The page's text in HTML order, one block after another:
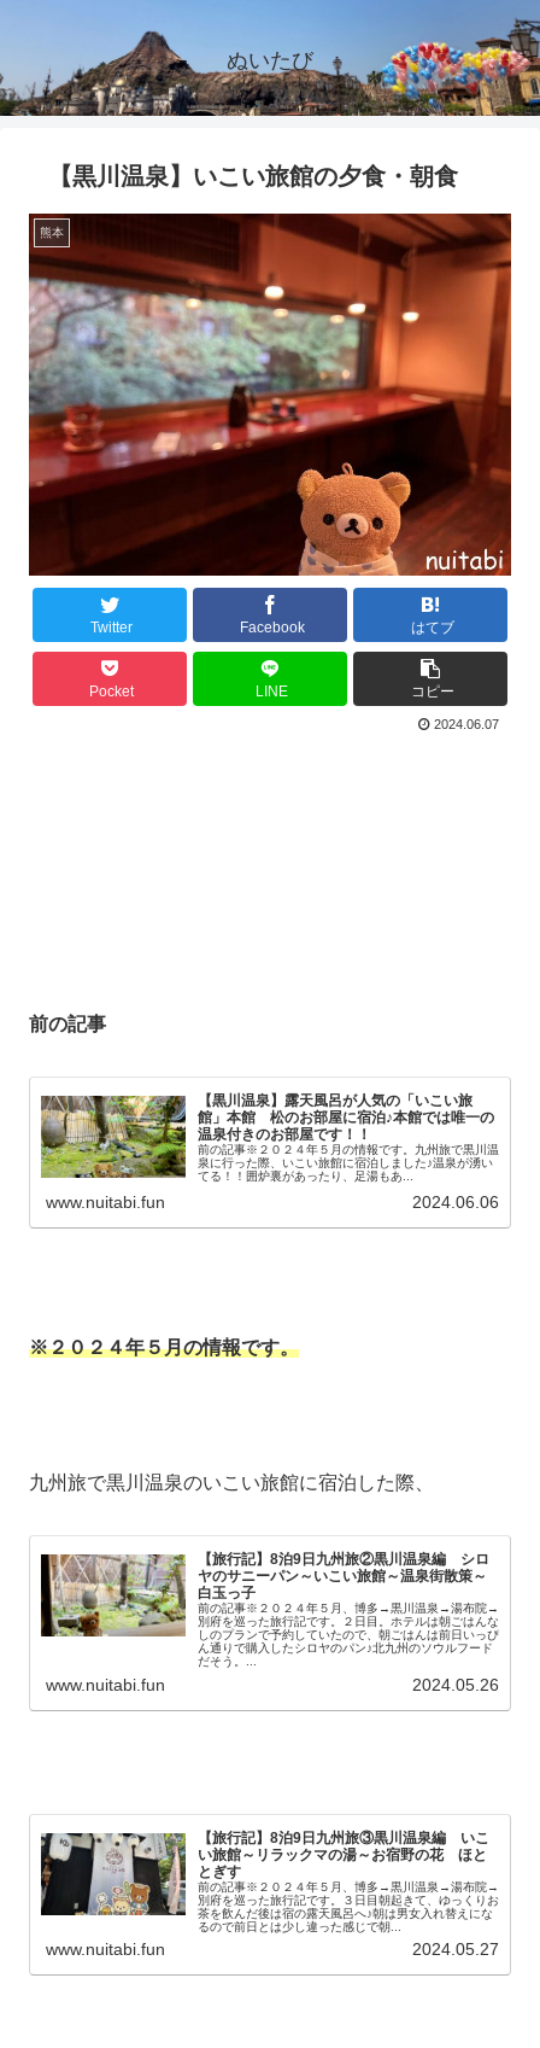
ぬいたび
【黒川温泉】いこい旅館の夕食・朝食
熊本
Twitter Facebook はてブ
Pocket LINE コピー
2024.06.07
前の記事
【黒川温泉】露天風呂が人気の「いこい旅
館」本館 松のお部屋に宿泊♪本館では唯一の
温泉付きのお部屋です！！
前の記事※２０２４年５月の情報です。九州旅で黒川温
泉に行った際、いこい旅館に宿泊しました♪温泉が湧い
てる！！囲炉裏があったり、足湯もあ...
www.nuitabi.fun 2024.06.06
※２０２４年５月の情報です。
九州旅で黒川温泉のいこい旅館に宿泊した際、
【旅行記】8泊9日九州旅②黒川温泉編 シロ
ヤのサニーパン～いこい旅館～温泉街散策～
白玉っ子
前の記事※２０２４年５月、博多→黒川温泉→湯布院→
別府を巡った旅行記です。２日目。ホテルは朝ごはんな
しのプランで予約していたので、朝ごはんは前日いっぴ
ん通りで購入したシロヤのパン♪北九州のソウルフード
だそう。...
www.nuitabi.fun 2024.05.26
【旅行記】8泊9日九州旅③黒川温泉編 いこ
い旅館～リラックマの湯～お宿野の花 ほと
とぎす
前の記事※２０２４年５月、博多→黒川温泉→湯布院→
別府を巡った旅行記です。３日目朝起きて、ゆっくりお
茶を飲んだ後は宿の露天風呂へ♪朝は男女入れ替えにな
るので前日とは少し違った感じで朝...
www.nuitabi.fun 2024.05.27